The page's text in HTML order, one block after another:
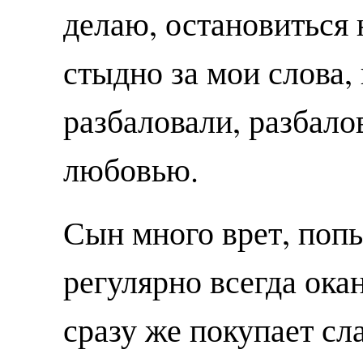
делаю,
стыдно за мои
разбаловали,
любовью.
Сын много врет,
регулярно всегда
сразу же покупает